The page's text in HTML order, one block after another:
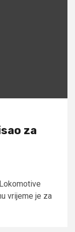
za
vrijeme je za